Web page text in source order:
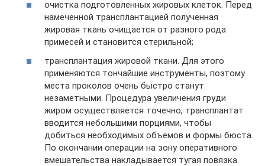
очистка подготовленных жировых клеток. Перед
намеченной трансплантацией полученная
жировая ткань очищается от разного рода
примесей и становится стерильной;
трансплантация жировой ткани. Для этого
применяются тончайшие инструменты, поэтому
места проколов очень быстро станут
незаметными. Процедура увеличения груди
жиром осуществляется точечно, трансплантат
вводится небольшими порциями, чтобы
добиться необходимых объёмов и формы бюста.
По окончании операции на зону оперативного
вмешательства накладывается тугая повязка.